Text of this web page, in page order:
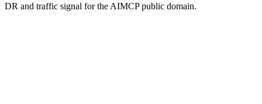
DR and traffic signal for the AIMCP public domain.